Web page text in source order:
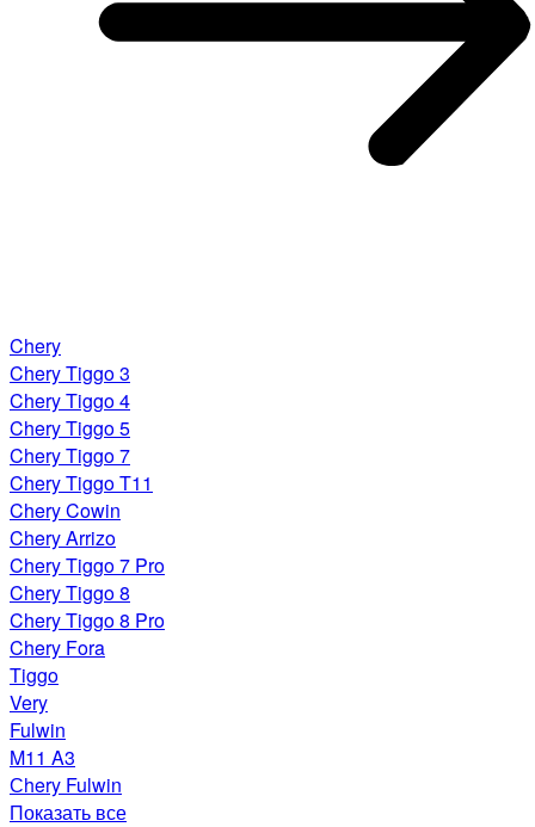
Chery
Chery Tiggo 3
Chery Tiggo 4
Chery Tiggo 5
Chery Tiggo 7
Chery Tiggo T11
Chery Cowin
Chery Arrizo
Chery Tiggo 7 Pro
Chery Tiggo 8
Chery Tiggo 8 Pro
Chery Fora
Tiggo
Very
Fulwin
M11 A3
Сhery Fulwin
Показать все